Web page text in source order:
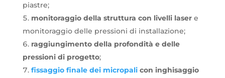
piastre;
monitoraggio della struttura con livelli lasere
monitoraggio delle pressioni di installazione;
raggiungimento della profondità e delle
pressioni di progetto;
fissaggio finale dei micropalicon inghisaggio